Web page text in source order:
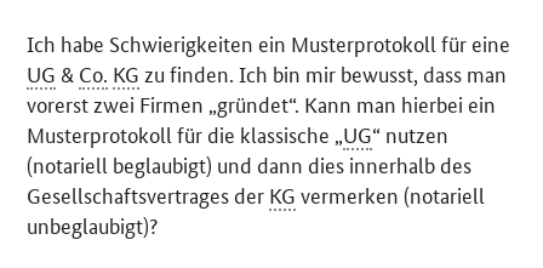
Ich habe Schwierigkeiten ein Musterprotokoll für eine
UG & Co. KG zu finden. Ich bin mir bewusst, dass man
vorerst zwei Firmen „gründet“. Kann man hierbei ein
Musterprotokoll für die klassische „UG“ nutzen
(notariell beglaubigt) und dann dies innerhalb des
Gesellschaftsvertrages der KG vermerken (notariell
unbeglaubigt)?